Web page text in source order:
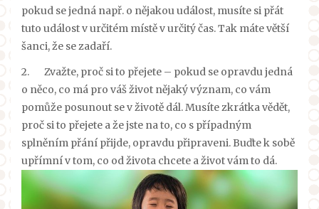
pokud se jedná např. o nějakou událost, musíte si přát
tuto událost v určitém místě v určitý čas. Tak máte větší
šanci, že se zadaří.
2.
Zvažte, proč si to přejete – pokud se opravdu jedná
o něco, co má pro váš život nějaký význam, co vám
pomůže posunout se v životě dál. Musíte zkrátka vědět,
proč si to přejete a že jste na to, co s případným
splněním přání přijde, opravdu připraveni. Buďte k sobě
upřímní v tom, co od života chcete a život vám to dá.